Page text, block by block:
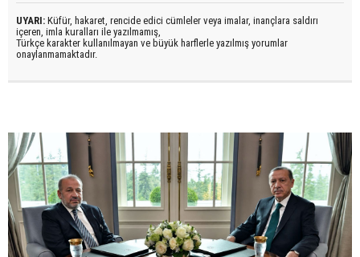
UYARI: Küfür, hakaret, rencide edici cümleler veya imalar, inançlara saldırı
içeren, imla kuralları ile yazılmamış,
Türkçe karakter kullanılmayan ve büyük harflerle yazılmış yorumlar
onaylanmamaktadır.